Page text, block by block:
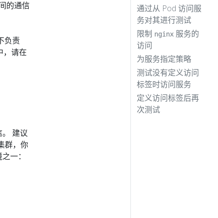
的通信
负责
，请在
建议
群，你
一：
通过从 Pod 访问服
务对其进行测试
限制 nginx 服务的
访问
为服务指定策略
测试没有定义访问
标签时访问服务
定义访问标签后再
次测试